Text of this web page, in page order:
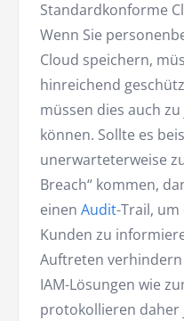
Standardkonforme
Wenn Sie
Cloud speichern,
hinreichend
müssen dies auch
können. Sollte es
unerwarteterweise
Breach“ kommen,
einen Audit-Trail,
Kunden zu
Auftreten
IAM-Lösungen wie
protokollieren daher